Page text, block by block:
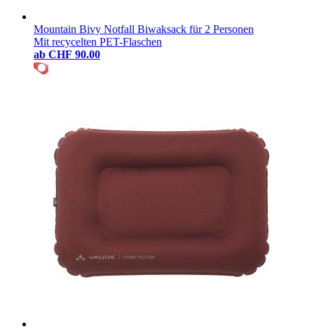
Mountain Bivy Notfall Biwaksack für 2 Personen
Mit recycelten PET-Flaschen
ab CHF 90.00